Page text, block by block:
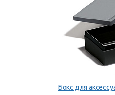
Бокс для